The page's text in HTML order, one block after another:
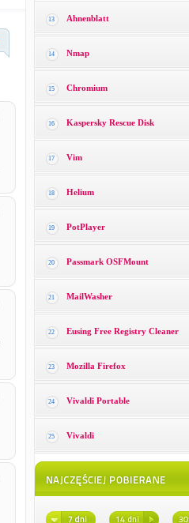
13 Ahnenblatt
14 Nmap
15 Chromium
16 Kaspersky Rescue Disk
17 Vim
18 Helium
19 PotPlayer
20 Passmark OSFMount
21 MailWasher
22 Eusing Free Registry Cleaner
23 Mozilla Firefox
24 Vivaldi Portable
25 Vivaldi